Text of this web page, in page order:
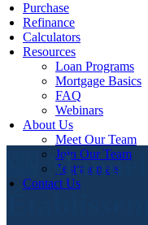
Purchase
Refinance
Calculators
Resources
Loan Programs
Mortgage Basics
FAQ
Webinars
About Us
Meet Our Team
Join Our Team
Testimonials
Contact Us
🎰